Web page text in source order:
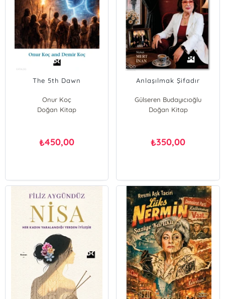
The 5th Dawn
Onur Koç
Demir Koç
Doğan Kitap
₺450,00
Anlaşılmak Şifadır
Gülseren Budayıcıoğlu
Doğan Kitap
₺350,00